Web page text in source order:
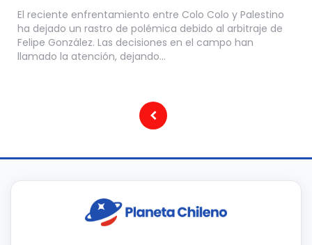
El reciente enfrentamiento entre Colo Colo y Palestino
ha dejado un rastro de polémica debido al arbitraje de
Felipe González. Las decisiones en el campo han
llamado la atención, dejando…